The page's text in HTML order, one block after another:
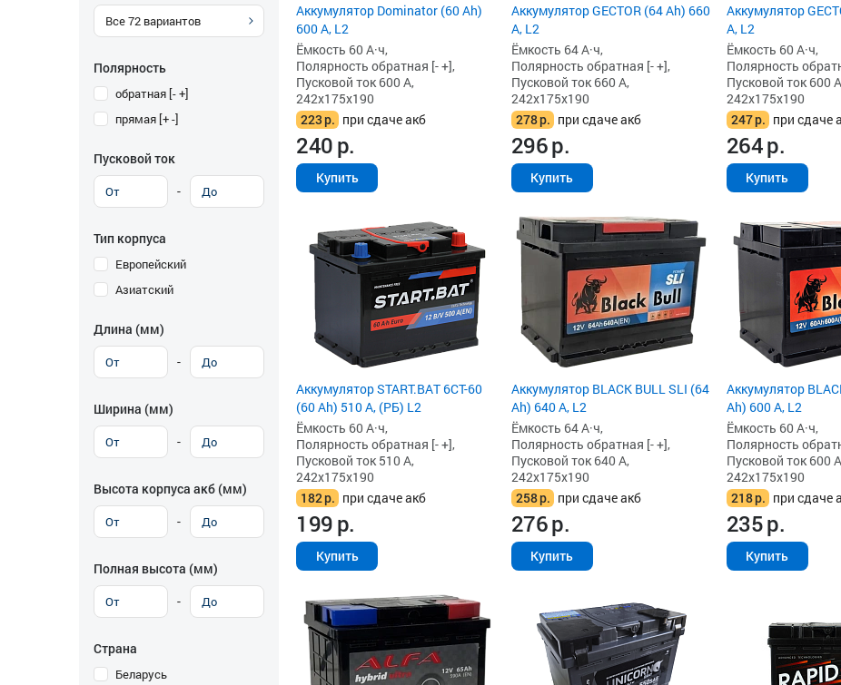
Все72 вариантов
Полярность
обратная [- +]
прямая [+ -]
Пусковой ток
-
Тип корпуса
Европейский
Азиатский
Длина (мм)
-
Ширина (мм)
-
Высота корпуса акб (мм)
-
Полная высота (мм)
-
Страна
Беларусь
Аккумулятор Dominator (60 Ah)
600 А, L2
Ёмкость 60 А·ч,
Полярность обратная [- +],
Пусковой ток 600 А,
242x175x190
223р. при сдаче акб
240р.
Купить
Аккумулятор GECTOR (64 Ah) 660
А, L2
Ёмкость 64 А·ч,
Полярность обратная [- +],
Пусковой ток 660 А,
242x175x190
278р. при сдаче акб
296р.
Купить
Аккумулятор
А, L2
Ёмкость 60 А·ч,
Полярность
Пусковой ток 600
242x175x190
247р. при сдаче
264р.
Купить
Аккумулятор START.BAT 6СТ-60
(60 Ah) 510 А, (РБ) L2
Ёмкость 60 А·ч,
Полярность обратная [- +],
Пусковой ток 510 А,
242x175x190
182р. при сдаче акб
199р.
Купить
Аккумулятор BLACK BULL SLI (64
Ah) 640 А, L2
Ёмкость 64 А·ч,
Полярность обратная [- +],
Пусковой ток 640 А,
242x175x190
258р. при сдаче акб
276р.
Купить
Аккумулятор
Ah) 600 А, L2
Ёмкость 60 А·ч,
Полярность
Пусковой ток 600
242x175x190
218р. при сдаче
235р.
Купить